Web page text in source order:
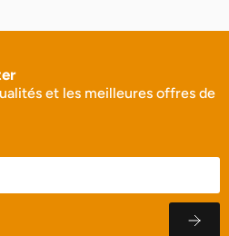
et les meilleures offres de